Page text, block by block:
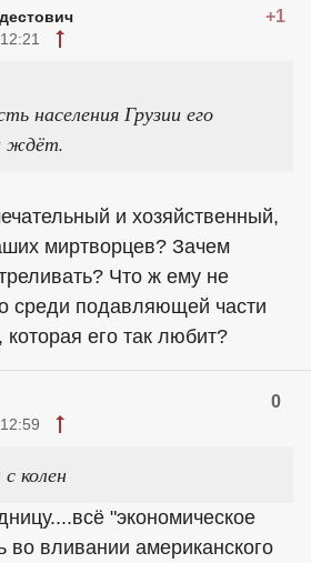
+1
населения Грузии его
ждёт.
и хозяйственный,
миртворцев? Зачем
Что ж ему не
среди подавляющей части
которая его так любит?
0
колен
"экономическое
во вливании американского